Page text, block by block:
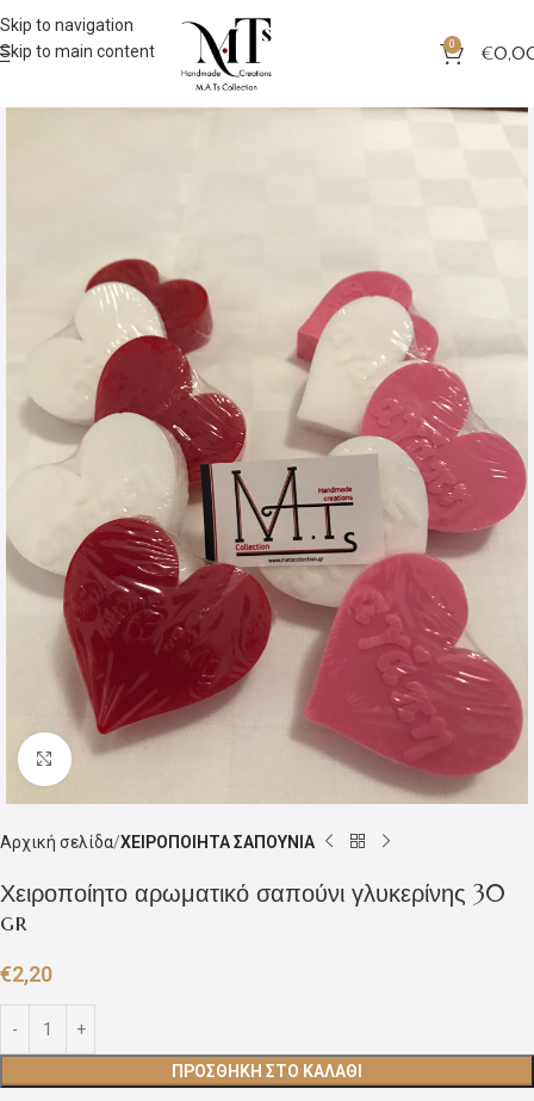
Skip to navigation
Skip to main content
0 €
Click to enlarge
Αρχική σελίδα ΧΕΙΡΟΠΟΙΗΤΑ ΣΑΠΟΥΝΙΑ
Χειροποίητο αρωματικό σαπούνι γλυκερίνης 30
gr
€2,20
ΠΡΟΣΘΉΚΗ ΣΤΟ ΚΑΛΆΘΙ